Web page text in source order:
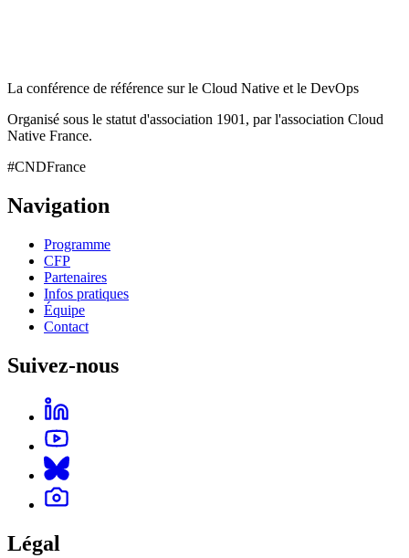
La conférence de référence sur le Cloud Native et le DevOps
Organisé sous le statut d'association 1901, par l'association Cloud
Native France.
#CNDFrance
Navigation
Programme
CFP
Partenaires
Infos pratiques
Équipe
Contact
Suivez-nous
Légal